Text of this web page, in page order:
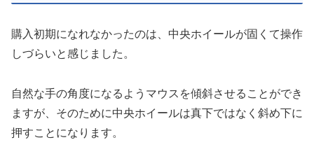
購入初期になれなかったのは、中央ホイールが固くて操作
しづらいと感じました。
自然な手の角度になるようマウスを傾斜させることができ
ますが、そのために中央ホイールは真下ではなく斜め下に
押すことになります。